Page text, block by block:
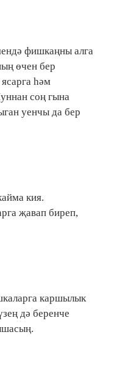
фишкаңны алга
өчен бер
һәм
соң гына
уенчы да бер
кия.
җавап биреп,
каршылык
дә беренче